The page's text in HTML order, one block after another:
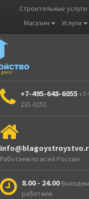
Строительные услуги
Магазин
Услуги
+7-495-648-6055
231-0251
Работаем по всей России
8.00 - 24.00
работаем